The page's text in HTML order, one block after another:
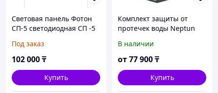
Световая панель Фотон
СП-5 светодиодная СП -5
Под заказ
102 000₸
Купить
Комплект защиты от
протечек воды Neptun
В наличии
от77 900₸
Купить